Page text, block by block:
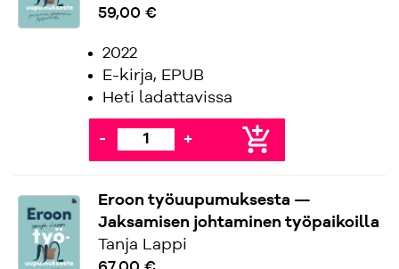
59,00 €
2022
E-kirja, EPUB
Heti ladattavissa
- + add_shopping_cart
Eroon työuupumuksesta —
Jaksamisen johtaminen työpaikoilla
Tanja Lappi